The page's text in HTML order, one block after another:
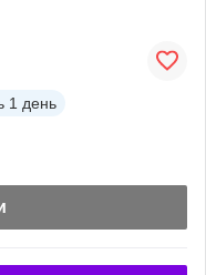
1 день